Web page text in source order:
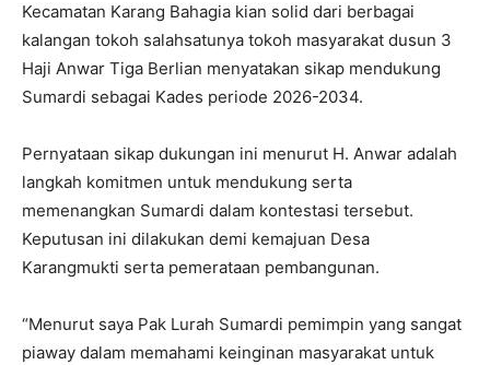
Kecamatan Karang Bahagia kian solid dari berbagai
kalangan tokoh salahsatunya tokoh masyarakat dusun 3
Haji Anwar Tiga Berlian menyatakan sikap mendukung
Sumardi sebagai Kades periode 2026-2034.
Pernyataan sikap dukungan ini menurut H. Anwar adalah
langkah komitmen untuk mendukung serta
memenangkan Sumardi dalam kontestasi tersebut.
Keputusan ini dilakukan demi kemajuan Desa
Karangmukti serta pemerataan pembangunan.
“Menurut saya Pak Lurah Sumardi pemimpin yang sangat
piaway dalam memahami keinginan masyarakat untuk